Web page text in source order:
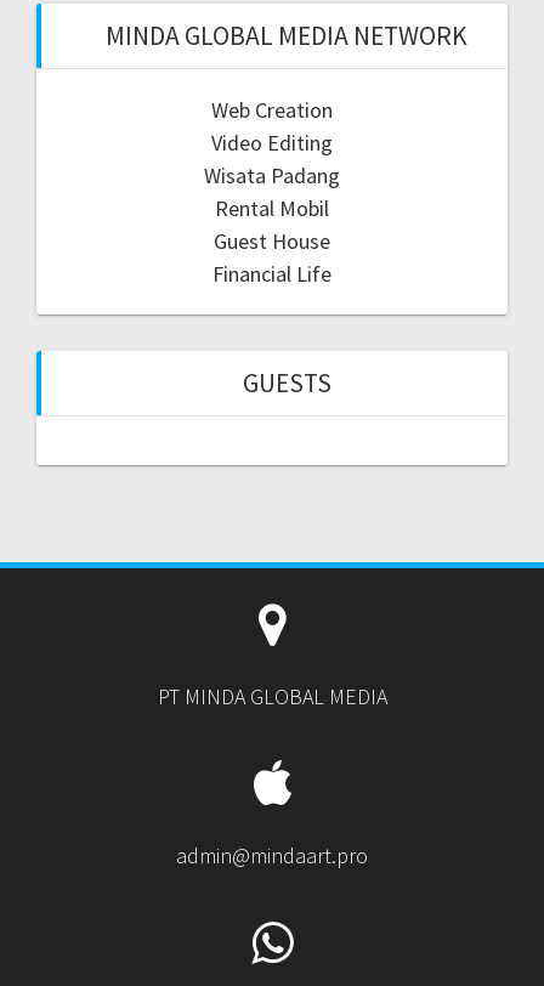
MINDA GLOBAL MEDIA NETWORK
Web Creation
Video Editing
Wisata Padang
Rental Mobil
Guest House
Financial Life
GUESTS
PT MINDA GLOBAL MEDIA
admin@mindaart.pro